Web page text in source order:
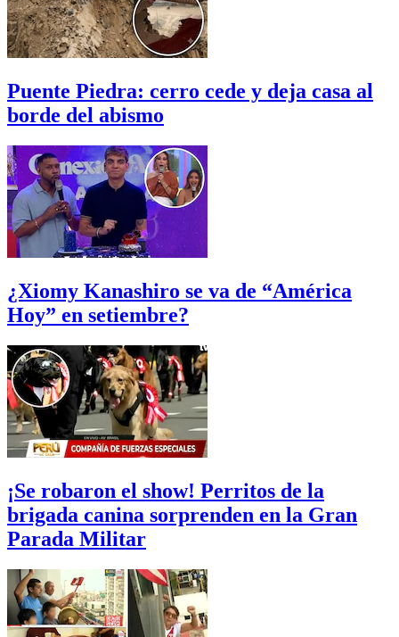
Puente Piedra: cerro cede y deja casa al
borde del abismo
¿Xiomy Kanashiro se va de “América
Hoy” en setiembre?
¡Se robaron el show! Perritos de la
brigada canina sorprenden en la Gran
Parada Militar